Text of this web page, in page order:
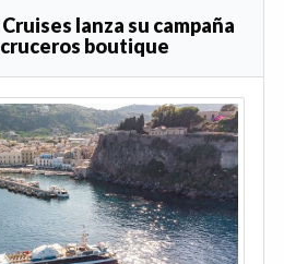
lanza su campaña
boutique